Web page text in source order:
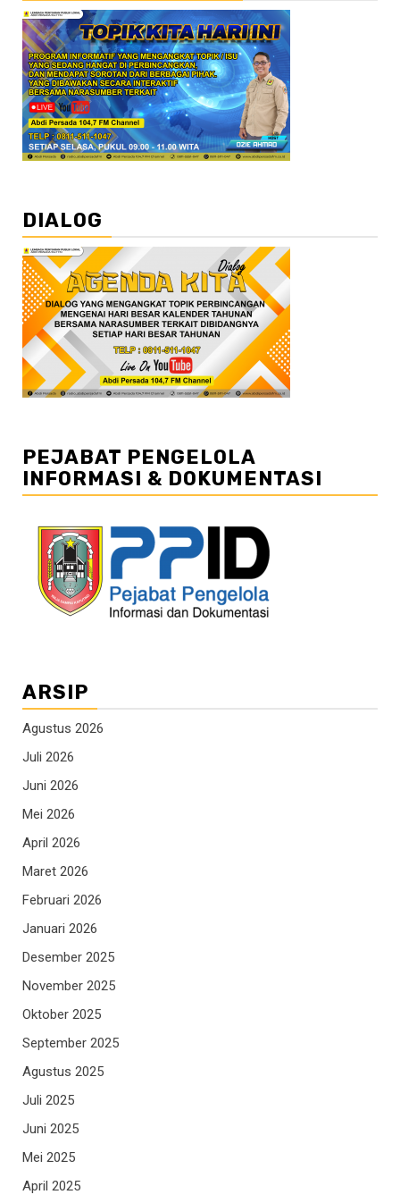
DIALOG
PEJABAT PENGELOLA
INFORMASI & DOKUMENTASI
ARSIP
Agustus 2026
Juli 2026
Juni 2026
Mei 2026
April 2026
Maret 2026
Februari 2026
Januari 2026
Desember 2025
November 2025
Oktober 2025
September 2025
Agustus 2025
Juli 2025
Juni 2025
Mei 2025
April 2025